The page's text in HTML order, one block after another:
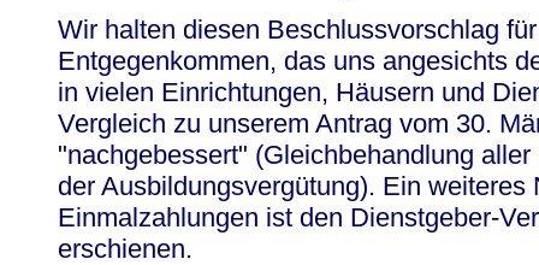
Wir halten diesen Beschlussvorschlag
Entgegenkommen, das uns angesichts
in vielen Einrichtungen, Häusern und
Vergleich zu unserem Antrag vom 30.
"nachgebessert" (Gleichbehandlung
der Ausbildungsvergütung). Ein weiteres
Einmalzahlungen ist den Dienstgeber-
erschienen.